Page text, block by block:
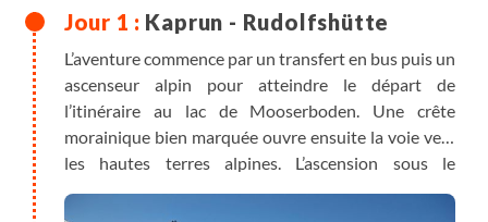
Kaprun - Rudolfshütte
L’aventure commence par un transfert en bus puis un
ascenseur alpin pour atteindre le départ de
l’itinéraire au lac de Mooserboden. Une crête
morainique bien marquée ouvre ensuite la voie vers
les hautes terres alpines. L’ascension sous le
Kapruner Törl se fait plus exigeante, portée par des
dalles instables. Le sentier s’immerge enfin dans le